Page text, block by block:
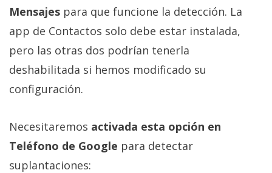
Mensajes para que funcione la detección. La
app de Contactos solo debe estar instalada,
pero las otras dos podrían tenerla
deshabilitada si hemos modificado su
configuración.
Necesitaremos activada esta opción en
Teléfono de Google para detectar
suplantaciones: